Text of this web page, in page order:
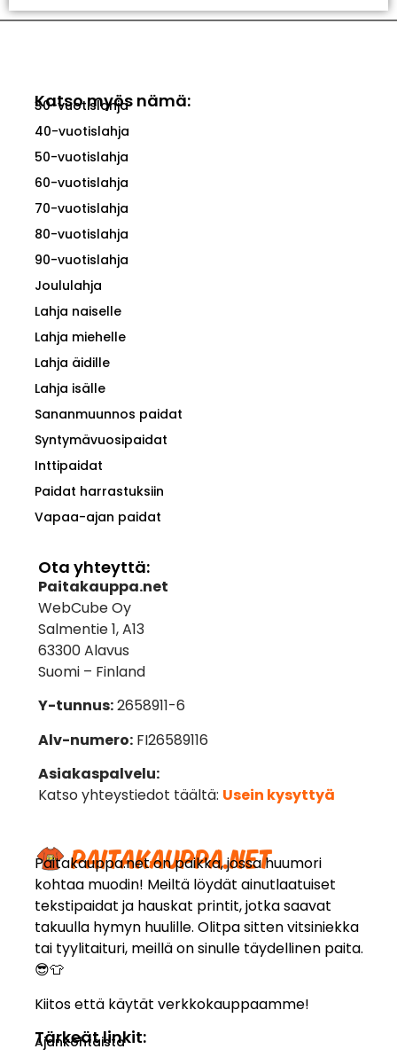
Paitakauppa.net on paikka, jossa huumori
kohtaa muodin! Meiltä löydät ainutlaatuiset
tekstipaidat ja hauskat printit, jotka saavat
takuulla hymyn huulille. Olitpa sitten vitsiniekka
tai tyylitaituri, meillä on sinulle täydellinen paita.
😎👕
Kiitos että käytät verkkokauppaamme!
Tärkeät linkit:
Ajankohtaista
Katso myös nämä:
30-vuotislahja
40-vuotislahja
50-vuotislahja
60-vuotislahja
70-vuotislahja
80-vuotislahja
90-vuotislahja
Joululahja
Lahja naiselle
Lahja miehelle
Lahja äidille
Lahja isälle
Sananmuunnos paidat
Syntymävuosipaidat
Inttipaidat
Paidat harrastuksiin
Vapaa-ajan paidat
Ota yhteyttä:
Paitakauppa.net
WebCube Oy
Salmentie 1, A13
63300 Alavus
Suomi – Finland
Y-tunnus:2658911-6
Alv-numero:FI26589116
Asiakaspalvelu:
Katso yhteystiedot täältä: Usein kysyttyä